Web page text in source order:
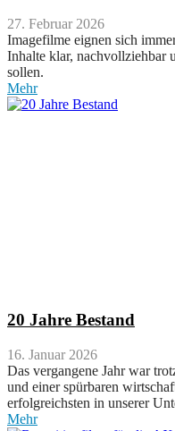
27. Februar 2026
Imagefilme eignen sich
Inhalte klar, nachvollziehbar
sollen.
Mehr
20 Jahre Bestand
16. Januar 2026
Das vergangene Jahr war
und einer spürbaren
erfolgreichsten in unserer
Mehr